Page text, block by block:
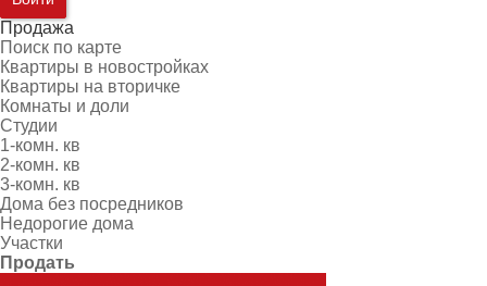
Продажа
Поиск по карте
Квартиры в новостройках
Квартиры на вторичке
Комнаты и доли
Студии
1-комн. кв
2-комн. кв
3-комн. кв
Дома без посредников
Недорогие дома
Участки
Продать